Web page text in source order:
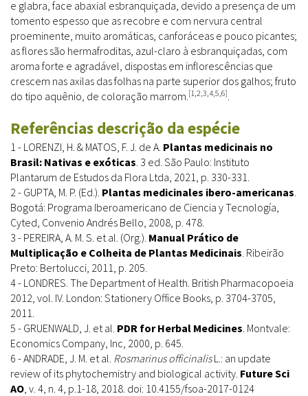
e glabra, face abaxial esbranquiçada, devido a presença de um
tomento espesso que as recobre e com nervura central
proeminente, muito aromáticas, canforáceas e pouco picantes;
as flores são hermafroditas, azul-claro à esbranquiçadas, com
aroma forte e agradável, dispostas em inflorescências que
crescem nas axilas das folhas na parte superior dos galhos; fruto
do tipo aquênio, de coloração marrom. [1,2,3,4,5,6]
Referências descrição da espécie
1 - LORENZI, H. & MATOS, F. J. de A. Plantas medicinais no
Brasil: Nativas e exóticas . 3 ed. São Paulo: Instituto
Plantarum de Estudos da Flora Ltda, 2021, p. 330-331.
2 - GUPTA, M. P. (Ed.). Plantas medicinales ibero-americanas
Bogotá: Programa Iberoamericano de Ciencia y Tecnología,
Cyted, Convenio Andrés Bello, 2008, p. 478.
3 - PEREIRA, A. M. S. et al. (Org.). Manual Prático de
Multiplicação e Colheita de Plantas Medicinais . Ribeirão
Preto: Bertolucci, 2011, p. 205.
4 - LONDRES. The Department of Health. British Pharmacopoeia
2012, vol. IV. London: Stationery Office Books, p. 3704-3705,
2011.
5 - GRUENWALD, J. et al. PDR for Herbal Medicines . Montvale:
Economics Company, Inc, 2000, p. 645.
6 - ANDRADE, J. M. et al. Rosmarinus officinalisL.: an update
review of its phytochemistry and biological activity. Future Sci
AO , v. 4, n. 4, p.1-18, 2018. doi: 10.4155/fsoa-2017-0124